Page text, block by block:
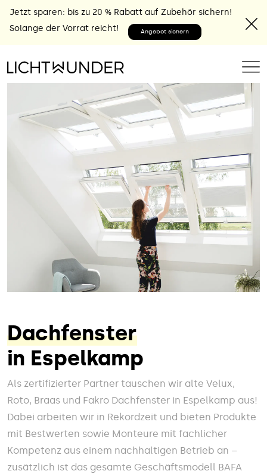
Jetzt sparen: bis zu 20 % Rabatt auf Zubehör sichern!
Solange der Vorrat reicht!
Angebot sichern
Dachfenster
in Espelkamp
Als zertifizierter Partner tauschen wir alte Velux,
Roto, Braas und Fakro Dachfenster in Espelkamp aus!
Dabei arbeiten wir in Rekordzeit und bieten Produkte
mit Bestwerten sowie Monteure mit fachlicher
Kompetenz aus einem nachhaltigen Betrieb an –
zusätzlich ist das gesamte Geschäftsmodell BAFA